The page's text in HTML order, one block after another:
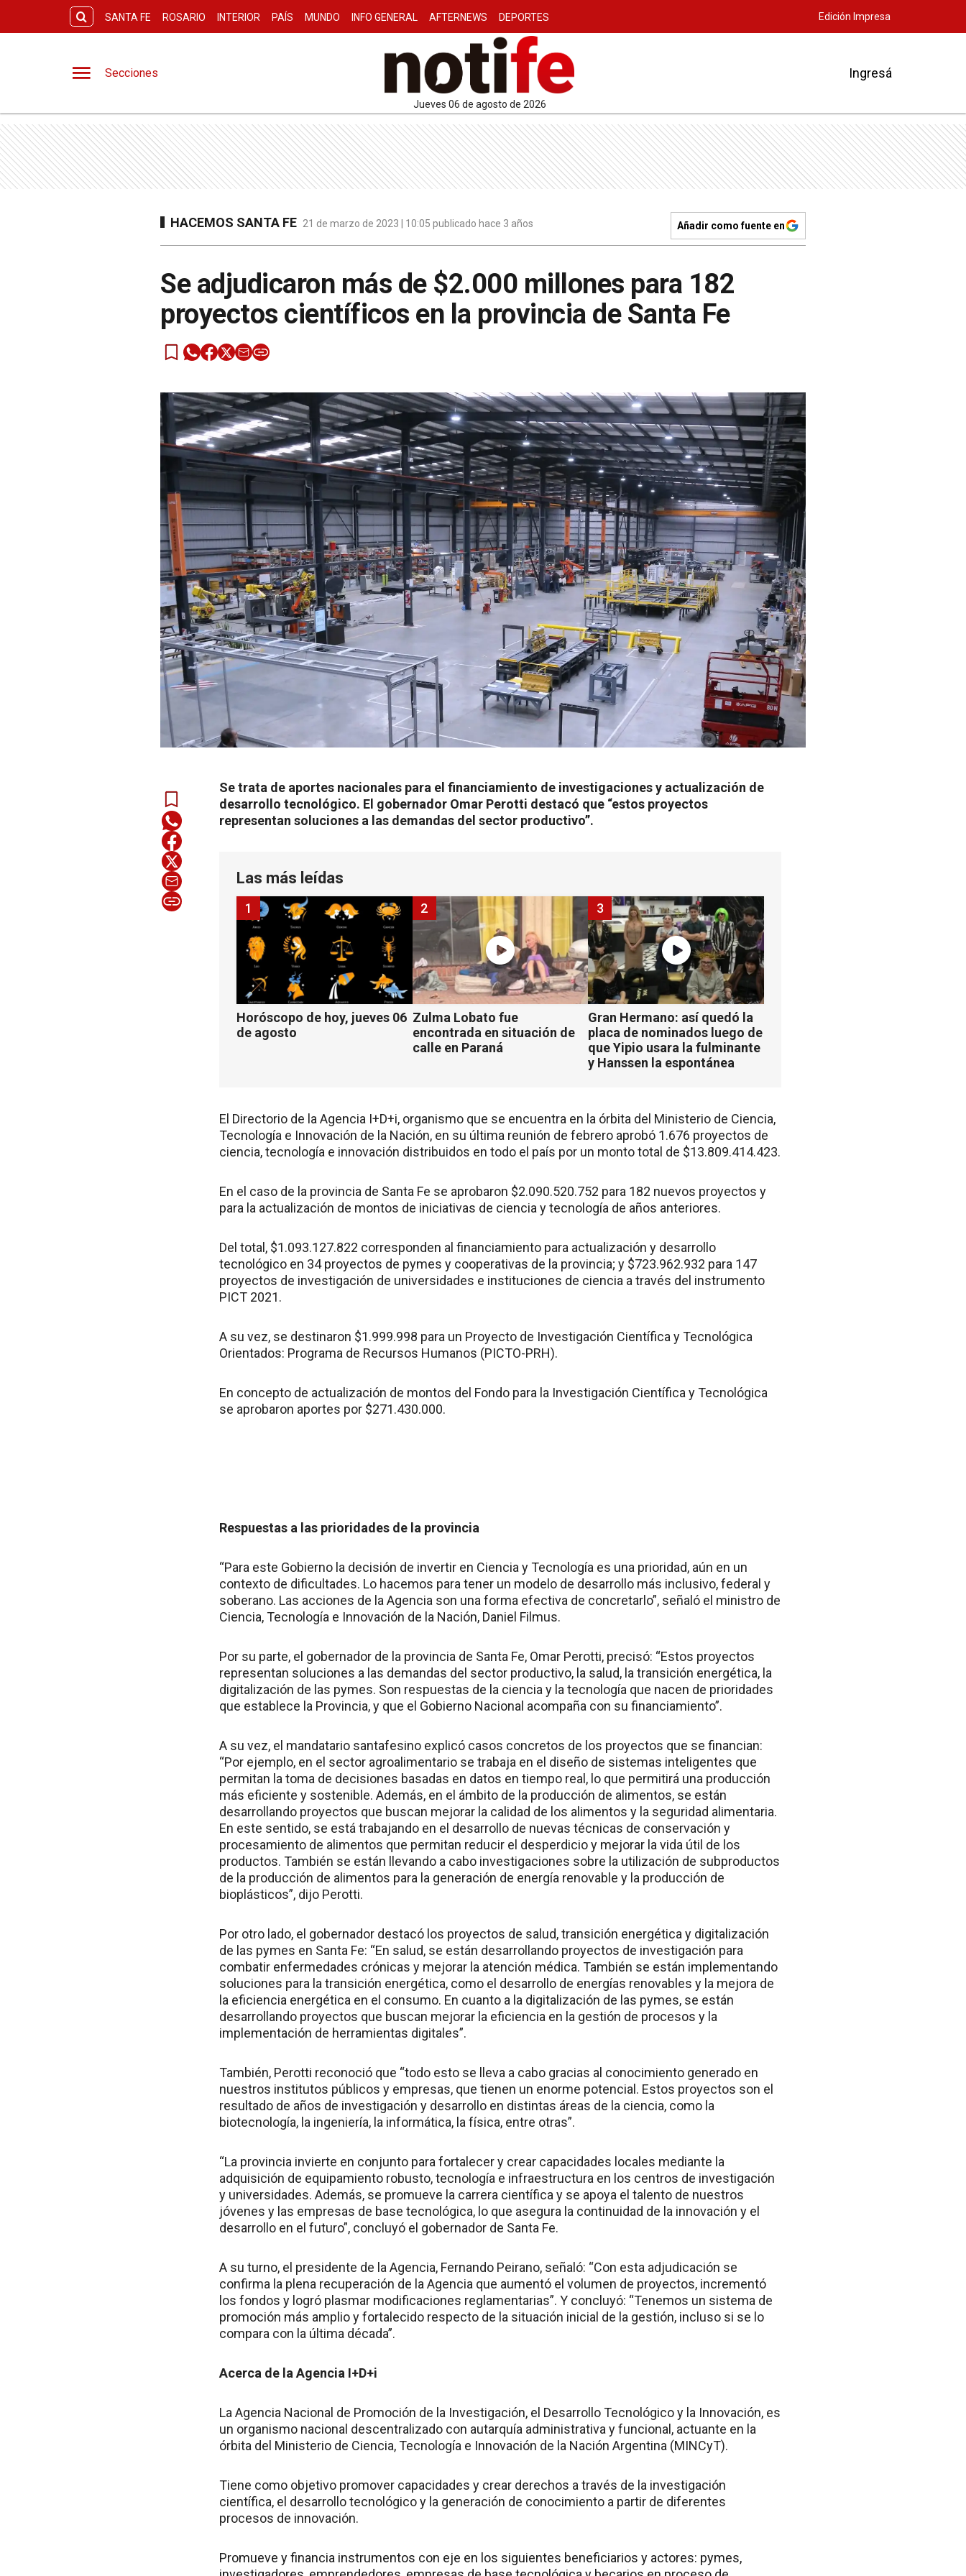
SANTA FE ROSARIO INTERIOR PAÍS MUNDO INFO GENERAL AFTERNEWS DEPORTES Edición Impresa
Secciones
jueves 06 de agosto de 2026
Ingresá
HACEMOS SANTA FE 21 de marzo de 2023 | 10:05 publicado hace 3 años Añadir como fuente en
Se adjudicaron más de $2.000 millones para 182
proyectos científicos en la provincia de Santa Fe
Se trata de aportes nacionales para el financiamiento de investigaciones y actualización de
desarrollo tecnológico. El gobernador Omar Perotti destacó que “estos proyectos
representan soluciones a las demandas del sector productivo”.
Las más leídas
Horóscopo de hoy, jueves 06
de agosto
1
Zulma Lobato fue
encontrada en situación de
calle en Paraná
2
Gran Hermano: así quedó la
placa de nominados luego de
que Yipio usara la fulminante
y Hanssen la espontánea
3
El Directorio de la Agencia I+D+i, organismo que se encuentra en la órbita del Ministerio de Ciencia,
Tecnología e Innovación de la Nación, en su última reunión de febrero aprobó 1.676 proyectos de
ciencia, tecnología e innovación distribuidos en todo el país por un monto total de $13.809.414.423.
En el caso de la provincia de Santa Fe se aprobaron $2.090.520.752 para 182 nuevos proyectos y
para la actualización de montos de iniciativas de ciencia y tecnología de años anteriores.
Del total, $1.093.127.822 corresponden al financiamiento para actualización y desarrollo
tecnológico en 34 proyectos de pymes y cooperativas de la provincia; y $723.962.932 para 147
proyectos de investigación de universidades e instituciones de ciencia a través del instrumento
PICT 2021.
A su vez, se destinaron $1.999.998 para un Proyecto de Investigación Científica y Tecnológica
Orientados: Programa de Recursos Humanos (PICTO-PRH).
En concepto de actualización de montos del Fondo para la Investigación Científica y Tecnológica
se aprobaron aportes por $271.430.000.
Respuestas a las prioridades de la provincia
“Para este Gobierno la decisión de invertir en Ciencia y Tecnología es una prioridad, aún en un
contexto de dificultades. Lo hacemos para tener un modelo de desarrollo más inclusivo, federal y
soberano. Las acciones de la Agencia son una forma efectiva de concretarlo”, señaló el ministro de
Ciencia, Tecnología e Innovación de la Nación, Daniel Filmus.
Por su parte, el gobernador de la provincia de Santa Fe, Omar Perotti, precisó: “Estos proyectos
representan soluciones a las demandas del sector productivo, la salud, la transición energética, la
digitalización de las pymes. Son respuestas de la ciencia y la tecnología que nacen de prioridades
que establece la Provincia, y que el Gobierno Nacional acompaña con su financiamiento”.
A su vez, el mandatario santafesino explicó casos concretos de los proyectos que se financian:
“Por ejemplo, en el sector agroalimentario se trabaja en el diseño de sistemas inteligentes que
permitan la toma de decisiones basadas en datos en tiempo real, lo que permitirá una producción
más eficiente y sostenible. Además, en el ámbito de la producción de alimentos, se están
desarrollando proyectos que buscan mejorar la calidad de los alimentos y la seguridad alimentaria.
En este sentido, se está trabajando en el desarrollo de nuevas técnicas de conservación y
procesamiento de alimentos que permitan reducir el desperdicio y mejorar la vida útil de los
productos. También se están llevando a cabo investigaciones sobre la utilización de subproductos
de la producción de alimentos para la generación de energía renovable y la producción de
bioplásticos”, dijo Perotti.
Por otro lado, el gobernador destacó los proyectos de salud, transición energética y digitalización
de las pymes en Santa Fe: “En salud, se están desarrollando proyectos de investigación para
combatir enfermedades crónicas y mejorar la atención médica. También se están implementando
soluciones para la transición energética, como el desarrollo de energías renovables y la mejora de
la eficiencia energética en el consumo. En cuanto a la digitalización de las pymes, se están
desarrollando proyectos que buscan mejorar la eficiencia en la gestión de procesos y la
implementación de herramientas digitales”.
También, Perotti reconoció que “todo esto se lleva a cabo gracias al conocimiento generado en
nuestros institutos públicos y empresas, que tienen un enorme potencial. Estos proyectos son el
resultado de años de investigación y desarrollo en distintas áreas de la ciencia, como la
biotecnología, la ingeniería, la informática, la física, entre otras”.
“La provincia invierte en conjunto para fortalecer y crear capacidades locales mediante la
adquisición de equipamiento robusto, tecnología e infraestructura en los centros de investigación
y universidades. Además, se promueve la carrera científica y se apoya el talento de nuestros
jóvenes y las empresas de base tecnológica, lo que asegura la continuidad de la innovación y el
desarrollo en el futuro”, concluyó el gobernador de Santa Fe.
A su turno, el presidente de la Agencia, Fernando Peirano, señaló: “Con esta adjudicación se
confirma la plena recuperación de la Agencia que aumentó el volumen de proyectos, incrementó
los fondos y logró plasmar modificaciones reglamentarias”. Y concluyó: “Tenemos un sistema de
promoción más amplio y fortalecido respecto de la situación inicial de la gestión, incluso si se lo
compara con la última década”.
Acerca de la Agencia I+D+i
La Agencia Nacional de Promoción de la Investigación, el Desarrollo Tecnológico y la Innovación, es
un organismo nacional descentralizado con autarquía administrativa y funcional, actuante en la
órbita del Ministerio de Ciencia, Tecnología e Innovación de la Nación Argentina (MINCyT).
Tiene como objetivo promover capacidades y crear derechos a través de la investigación
científica, el desarrollo tecnológico y la generación de conocimiento a partir de diferentes
procesos de innovación.
Promueve y financia instrumentos con eje en los siguientes beneficiarios y actores: pymes,